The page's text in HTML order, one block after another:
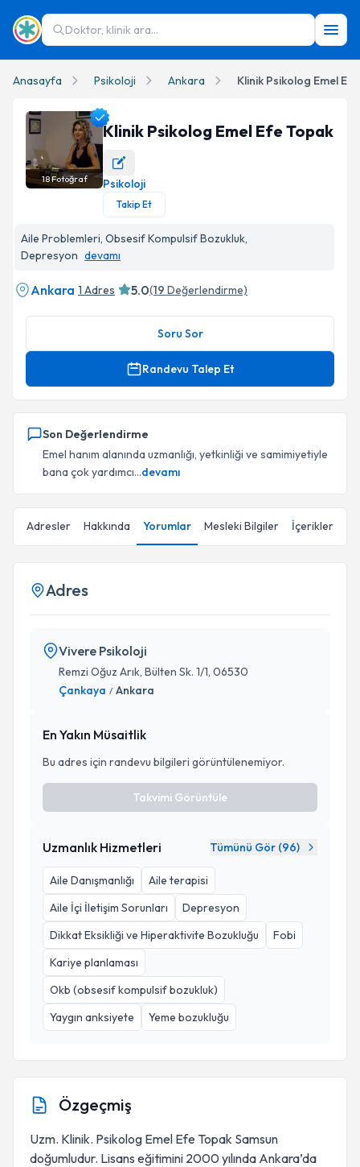
Doktor, klinik ara...
Anasayfa Psikoloji Ankara Klinik Psikolog Emel
Klinik Psikolog Emel Efe Topak Profil Fotoğrafı
18Fotoğraf
Klinik Psikolog Emel Efe Topak
Psikoloji
Takip Et
Aile Problemleri, Obsesif Kompulsif Bozukluk,
Depresyon devamı
Ankara 1 Adres 5.0(19 Değerlendirme)
Soru Sor
Randevu Talep Et
Son Değerlendirme
Emel hanım alanında uzmanlığı, yetkinliği ve samimiyetiyle
bana çok yardımcı...devamı
Adresler Hakkında Yorumlar Mesleki Bilgiler İçerikler
Adres
Vivere Psikoloji
Remzi Oğuz Arık, Bülten Sk. 1/1, 06530
Çankaya / Ankara
En Yakın Müsaitlik
Bu adres için randevu bilgileri görüntülenemiyor.
Takvimi Görüntüle
Uzmanlık Hizmetleri Tümünü Gör (96)
Aile Danışmanlığı
Aile terapisi
Aile İçi İletişim Sorunları
Depresyon
Dikkat Eksikliği ve Hiperaktivite Bozukluğu
Fobi
Kariye planlaması
Okb (obsesif kompulsif bozukluk)
Yaygın anksiyete
Yeme bozukluğu
Özgeçmiş
Uzm. Klinik. Psikolog Emel Efe Topak Samsun
doğumludur. Lisans eğitimini 2000 yılında Ankara’da